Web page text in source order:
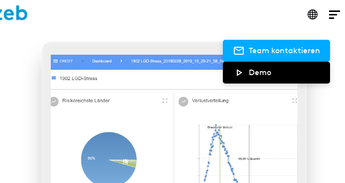
Team kontaktieren
Demo